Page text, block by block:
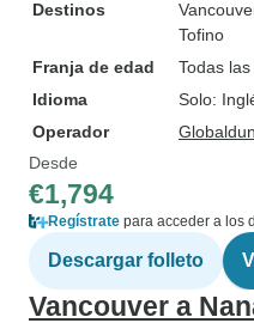
Destinos
Tofino
Franja de edad
Todas
Idioma
Solo:
Operador
Desde
€1,794
Regístrate para acceder a los
Descargar folleto
Vancouver a